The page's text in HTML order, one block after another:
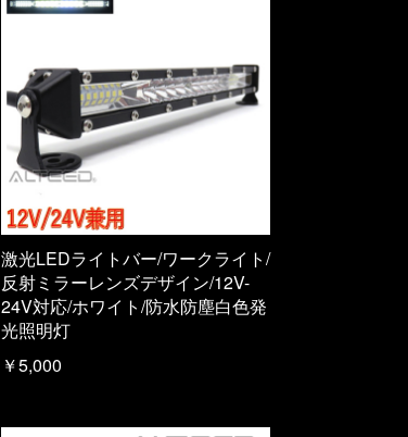
激光LEDライトバー/ワークライト/
反射ミラーレンズデザイン/12V-
24V対応/ホワイト/防水防塵白色発
光照明灯
￥5,000